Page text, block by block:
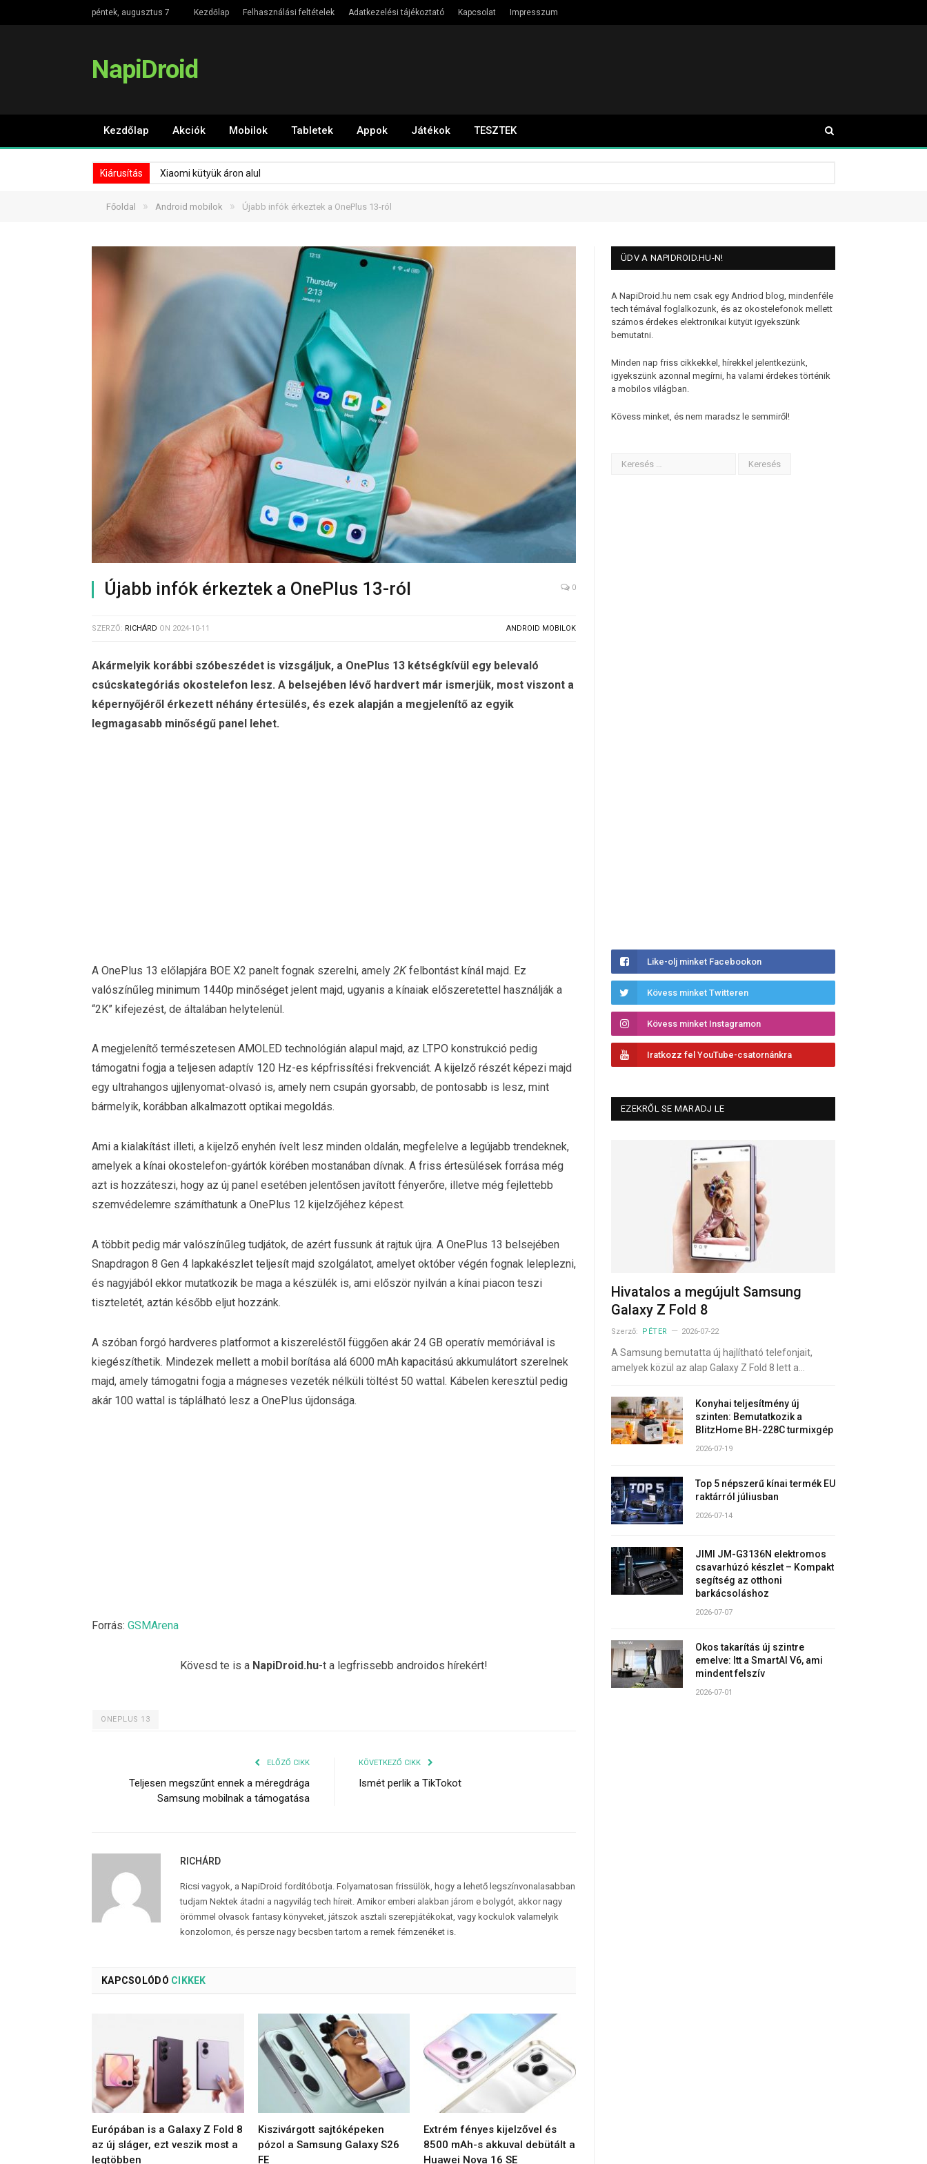
péntek, augusztus 7 Kezdőlap Felhasználási feltételek Adatkezelési tájékoztató Kapcsolat Impresszum
NapiDroid
Kezdőlap Akciók Mobilok Tabletek Appok Játékok TESZTEK
Kiárusítás Xiaomi kütyük áron alul
Főoldal » Android mobilok » Újabb infók érkeztek a OnePlus 13-ról
Újabb infók érkeztek a OnePlus 13-ról 0
SZERZŐ: RICHÁRD ON 2024-10-11 ANDROID MOBILOK
Akármelyik korábbi szóbeszédet is vizsgáljuk, a OnePlus 13 kétségkívül egy belevaló
csúcskategóriás okostelefon lesz. A belsejében lévő hardvert már ismerjük, most viszont a
képernyőjéről érkezett néhány értesülés, és ezek alapján a megjelenítő az egyik
legmagasabb minőségű panel lehet.
A OnePlus 13 előlapjára BOE X2 panelt fognak szerelni, amely 2Kfelbontást kínál majd. Ez
valószínűleg minimum 1440p minőséget jelent majd, ugyanis a kínaiak előszeretettel használják a
“2K” kifejezést, de általában helytelenül.
A megjelenítő természetesen AMOLED technológián alapul majd, az LTPO konstrukció pedig
támogatni fogja a teljesen adaptív 120 Hz-es képfrissítési frekvenciát. A kijelző részét képezi majd
egy ultrahangos ujjlenyomat-olvasó is, amely nem csupán gyorsabb, de pontosabb is lesz, mint
bármelyik, korábban alkalmazott optikai megoldás.
Ami a kialakítást illeti, a kijelző enyhén ívelt lesz minden oldalán, megfelelve a legújabb trendeknek,
amelyek a kínai okostelefon-gyártók körében mostanában dívnak. A friss értesülések forrása még
azt is hozzáteszi, hogy az új panel esetében jelentősen javított fényerőre, illetve még fejlettebb
szemvédelemre számíthatunk a OnePlus 12 kijelzőjéhez képest.
A többit pedig már valószínűleg tudjátok, de azért fussunk át rajtuk újra. A OnePlus 13 belsejében
Snapdragon 8 Gen 4 lapkakészlet teljesít majd szolgálatot, amelyet október végén fognak leleplezni,
és nagyjából ekkor mutatkozik be maga a készülék is, ami először nyilván a kínai piacon teszi
tiszteletét, aztán később eljut hozzánk.
A szóban forgó hardveres platformot a kiszereléstől függően akár 24 GB operatív memóriával is
kiegészíthetik. Mindezek mellett a mobil borítása alá 6000 mAh kapacitású akkumulátort szerelnek
majd, amely támogatni fogja a mágneses vezeték nélküli töltést 50 wattal. Kábelen keresztül pedig
akár 100 wattal is táplálható lesz a OnePlus újdonsága.
Forrás: GSMArena
Kövesd te is a NapiDroid.hu-t a legfrissebb androidos hírekért!
ONEPLUS 13
ELŐZŐ CIKK
Teljesen megszűnt ennek a méregdrága
Samsung mobilnak a támogatása
KÖVETKEZŐ CIKK
Ismét perlik a TikTokot
RICHÁRD
Ricsi vagyok, a NapiDroid fordítóbotja. Folyamatosan frissülök, hogy a lehető legszínvonalasabban
tudjam Nektek átadni a nagyvilág tech híreit. Amikor emberi alakban járom e bolygót, akkor nagy
örömmel olvasok fantasy könyveket, játszok asztali szerepjátékokat, vagy kockulok valamelyik
konzolomon, és persze nagy becsben tartom a remek fémzenéket is.
KAPCSOLÓDÓ CIKKEK
Európában is a Galaxy Z Fold 8
az új sláger, ezt veszik most a
legtöbben
Kiszivárgott sajtóképeken
pózol a Samsung Galaxy S26
FE
Extrém fényes kijelzővel és
8500 mAh-s akkuval debütált a
Huawei Nova 16 SE
ÜDV A NAPIDROID.HU-N!
A NapiDroid.hu nem csak egy Andriod blog, mindenféle
tech témával foglalkozunk, és az okostelefonok mellett
számos érdekes elektronikai kütyüt igyekszünk
bemutatni.
Minden nap friss cikkekkel, hírekkel jelentkezünk,
igyekszünk azonnal megírni, ha valami érdekes történik
a mobilos világban.
Kövess minket, és nem maradsz le semmiről!
Like-olj minket Facebookon
Kövess minket Twitteren
Kövess minket Instagramon
Iratkozz fel YouTube-csatornánkra
EZEKRŐL SE MARADJ LE
Hivatalos a megújult Samsung
Galaxy Z Fold 8
Szerző: PÉTER 2026-07-22
A Samsung bemutatta új hajlítható telefonjait,
amelyek közül az alap Galaxy Z Fold 8 lett a…
Konyhai teljesítmény új
szinten: Bemutatkozik a
BlitzHome BH-228C turmixgép
2026-07-19
Top 5 népszerű kínai termék EU
raktárról júliusban
2026-07-14
JIMI JM-G3136N elektromos
csavarhúzó készlet – Kompakt
segítség az otthoni
barkácsoláshoz
2026-07-07
Okos takarítás új szintre
emelve: Itt a SmartAI V6, ami
mindent felszív
2026-07-01